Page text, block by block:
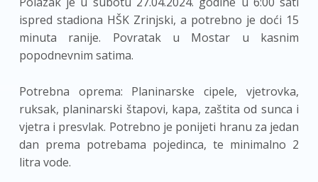
ispred stadiona HŠK Zrinjski, a potrebno je doći 15
minuta ranije. Povratak u Mostar u kasnim
popodnevnim satima.
Potrebna oprema: Planinarske cipele, vjetrovka,
ruksak, planinarski štapovi, kapa, zaštita od sunca i
vjetra i presvlak. Potrebno je ponijeti hranu za jedan
dan prema potrebama pojedinca, te minimalno 2
litra vode.